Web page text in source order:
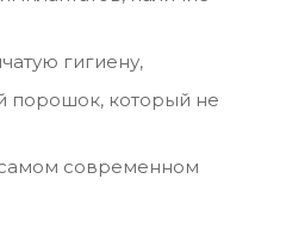
гигиену,
порошок, который не
современном